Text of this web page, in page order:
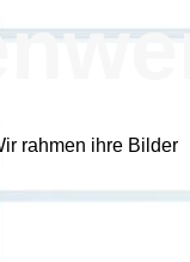
rahmen ihre Bilder